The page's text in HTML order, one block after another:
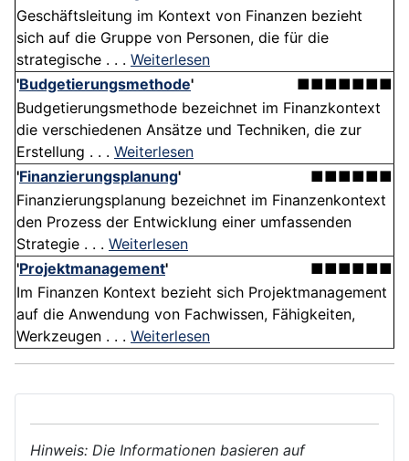
Geschäftsleitung im Kontext von Finanzen bezieht
sich auf die Gruppe von Personen, die für die
strategische . . . Weiterlesen
'Budgetierungsmethode'
■■■■■■■
Budgetierungsmethode bezeichnet im Finanzkontext
die verschiedenen Ansätze und Techniken, die zur
Erstellung . . . Weiterlesen
'Finanzierungsplanung'
■■■■■■
Finanzierungsplanung bezeichnet im Finanzenkontext
den Prozess der Entwicklung einer umfassenden
Strategie . . . Weiterlesen
'Projektmanagement'
■■■■■■
Im Finanzen Kontext bezieht sich Projektmanagement
auf die Anwendung von Fachwissen, Fähigkeiten,
Werkzeugen . . . Weiterlesen
Hinweis: Die Informationen basieren auf